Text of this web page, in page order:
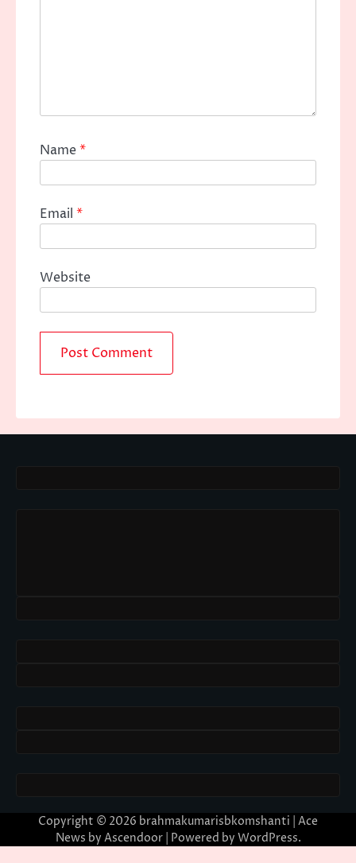
Name*
Email *
Website
Copyright © 2026 brahmakumarisbkomshanti | Ace
News by Ascendoor| Powered by WordPress.